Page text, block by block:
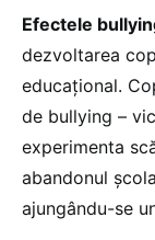
Efectele
dezvoltarea
educaţional.
de bullying –
experimenta
abandonul
ajungându-se